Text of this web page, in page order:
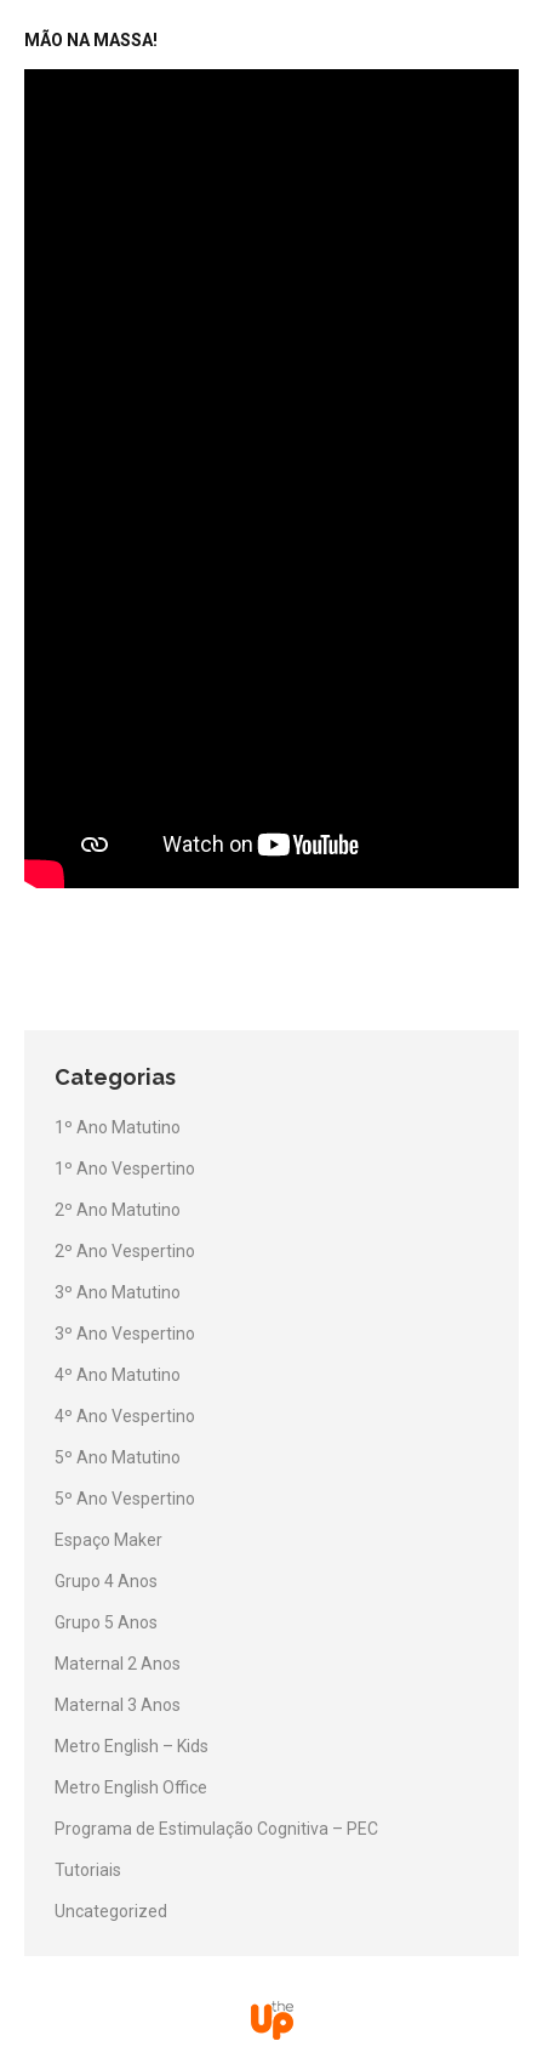
MÃO NA MASSA!
Categorias
1º Ano Matutino
1º Ano Vespertino
2º Ano Matutino
2º Ano Vespertino
3º Ano Matutino
3º Ano Vespertino
4º Ano Matutino
4º Ano Vespertino
5º Ano Matutino
5º Ano Vespertino
Espaço Maker
Grupo 4 Anos
Grupo 5 Anos
Maternal 2 Anos
Maternal 3 Anos
Metro English – Kids
Metro English Office
Programa de Estimulação Cognitiva – PEC
Tutoriais
Uncategorized